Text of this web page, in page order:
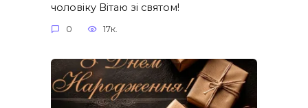
чоловіку Вітаю зі святом!
0 17к.